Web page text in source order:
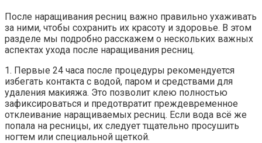
После наращивания ресниц важно правильно ухаживать
за ними, чтобы сохранить их красоту и здоровье. В этом
разделе мы подробно расскажем о нескольких важных
аспектах ухода после наращивания ресниц.
1. Первые 24 часа после процедуры рекомендуется
избегать контакта с водой, паром и средствами для
удаления макияжа. Это позволит клею полностью
зафиксироваться и предотвратит преждевременное
отклеивание наращиваемых ресниц. Если вода всё же
попала на ресницы, их следует тщательно просушить
ногтем или специальной щеткой.